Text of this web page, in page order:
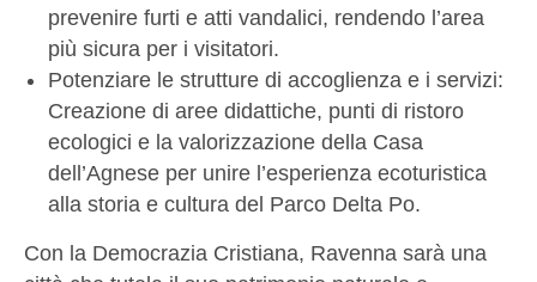
prevenire furti e atti vandalici, rendendo l’area
più sicura per i visitatori.
Potenziare le strutture di accoglienza e i servizi:
Creazione di aree didattiche, punti di ristoro
ecologici e la valorizzazione della Casa
dell’Agnese per unire l’esperienza ecoturistica
alla storia e cultura del Parco Delta Po.
Con la Democrazia Cristiana, Ravenna sarà una